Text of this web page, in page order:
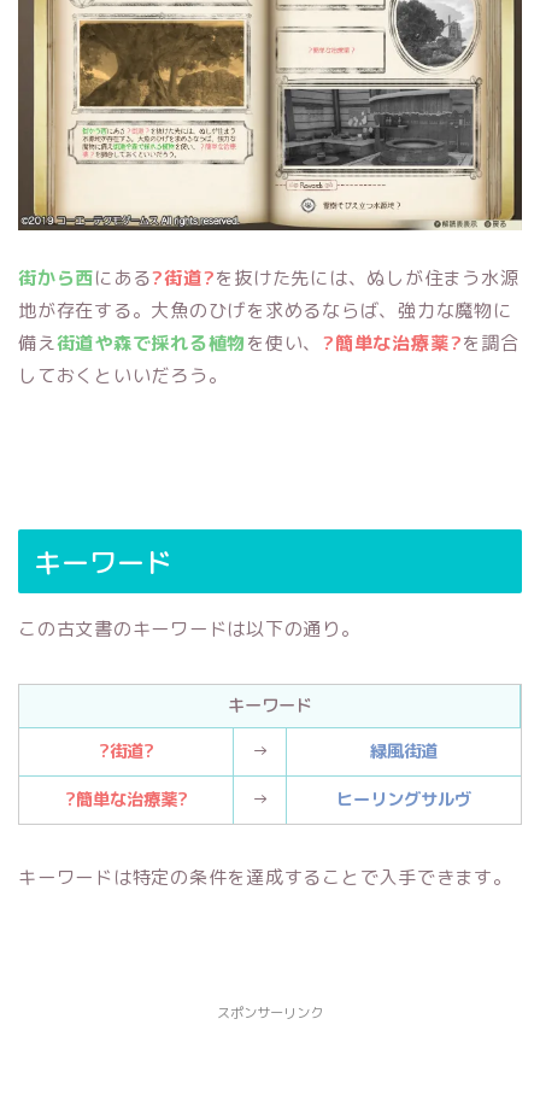
街から西にある?街道?を抜けた先には、ぬしが住まう水源
地が存在する。大魚のひげを求めるならば、強力な魔物に
備え街道や森で採れる植物を使い、 ?簡単な治療薬?を調合
しておくといいだろう。
キーワード
この古文書のキーワードは以下の通り。
キーワード
?街道?
→
緑風街道
?簡単な治療薬?
→ ヒーリングサルヴ
キーワードは特定の条件を達成することで入手できます。
スポンサーリンク